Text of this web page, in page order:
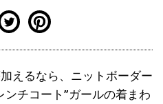
えるなら、ニットボーダー
ンチコート”ガールの着まわ